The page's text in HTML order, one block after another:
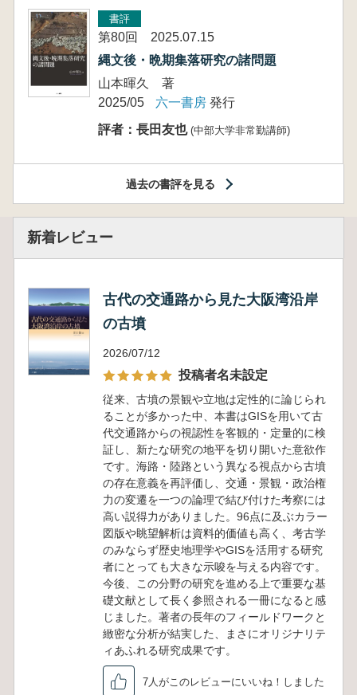
書評
第80回 2025.07.15
縄文後・晩期集落研究の諸問題
山本暉久 著
2025/05
六一書房 発行
評者：長田友也 (中部大学非常勤講師)
過去の書評を見る
新着レビュー
古代の交通路から見た大阪湾沿岸
の古墳
2026/07/12
投稿者名未設定
従来、古墳の景観や立地は定性的に論じられ
ることが多かった中、本書はGISを用いて古
代交通路からの視認性を客観的・定量的に検
証し、新たな研究の地平を切り開いた意欲作
です。海路・陸路という異なる視点から古墳
の存在意義を再評価し、交通・景観・政治権
力の変遷を一つの論理で結び付けた考察には
高い説得力がありました。96点に及ぶカラー
図版や眺望解析は資料的価値も高く、考古学
のみならず歴史地理学やGISを活用する研究
者にとっても大きな示唆を与える内容です。
今後、この分野の研究を進める上で重要な基
礎文献として長く参照される一冊になると感
じました。著者の長年のフィールドワークと
緻密な分析が結実した、まさにオリジナリテ
ィあふれる研究成果です。
7人がこのレビューにいいね！しました